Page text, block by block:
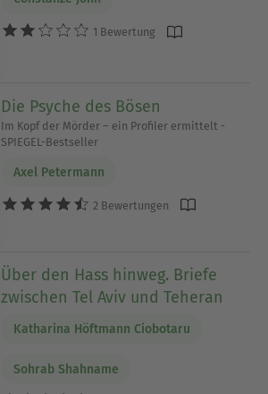
1 Bewertung
Die Psyche des Bösen
Im Kopf der Mörder – ein Profiler ermittelt -
SPIEGEL-Bestseller
Axel Petermann
2 Bewertungen
Über den Hass hinweg. Briefe
zwischen Tel Aviv und Teheran
Katharina Höftmann Ciobotaru
Sohrab Shahname